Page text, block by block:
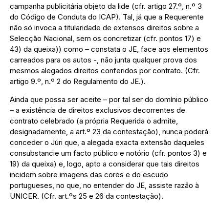
campanha publicitária objeto da lide (cfr. artigo 27.º, n.º 3
do Código de Conduta do ICAP). Tal, já que a Requerente
não só invoca a titularidade de extensos direitos sobre a
Selecção Nacional, sem os concretizar (cfr. pontos 17) e
43) da queixa)) como – constata o JE, face aos elementos
carreados para os autos -, não junta qualquer prova dos
mesmos alegados direitos conferidos por contrato. (Cfr.
artigo 9.º, n.º 2 do Regulamento do JE.).
Ainda que possa ser aceite – por tal ser do domínio público
– a existência de direitos exclusivos decorrentes de
contrato celebrado (a própria Requerida o admite,
designadamente, a art.º 23 da contestação), nunca poderá
conceder o Júri que, a alegada exacta extensão daqueles
consubstancie um facto público e notório (cfr. pontos 3) e
19) da queixa) e, logo, apto a considerar que tais direitos
incidem sobre imagens das cores e do escudo
portugueses, no que, no entender do JE, assiste razão à
UNICER. (Cfr. art.ºs 25 e 26 da contestação).